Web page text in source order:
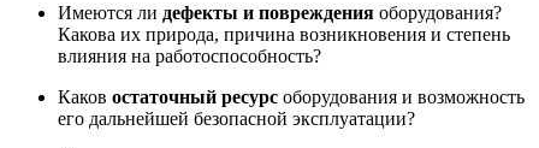
Имеются ли дефекты и повреждения оборудования?
Какова их природа, причина возникновения и степень
влияния на работоспособность?
Каков остаточный ресурс оборудования и возможность
его дальнейшей безопасной эксплуатации?